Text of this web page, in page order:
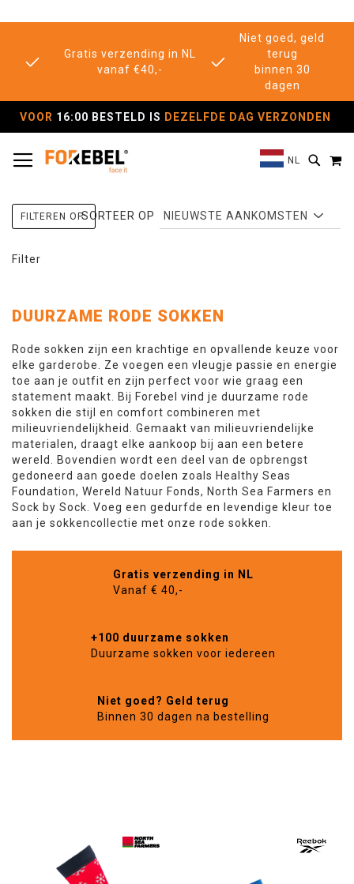
Gratis verzending in NL
vanaf €40,-
Niet goed, geld
terug
binnen 30
dagen
VOOR 16:00 BESTELD IS DEZELFDE DAG VERZONDEN
NL
DUURZAME RODE SOKKEN
Rode sokken zijn een krachtige en opvallende keuze voor
elke garderobe. Ze voegen een vleugje passie en energie
toe aan je outfit en zijn perfect voor wie graag een
statement maakt. Bij Forebel vind je duurzame rode
sokken die stijl en comfort combineren met
milieuvriendelijkheid. Gemaakt van milieuvriendelijke
materialen, draagt elke aankoop bij aan een betere
wereld. Bovendien wordt een deel van de opbrengst
gedoneerd aan goede doelen zoals Healthy Seas
Foundation, Wereld Natuur Fonds, North Sea Farmers en
Sock by Sock. Voeg een gedurfde en levendige kleur toe
aan je sokkencollectie met onze rode sokken.
Gratis verzending in NL
Vanaf € 40,-
+100 duurzame sokken
Duurzame sokken voor iedereen
Niet goed? Geld terug
Binnen 30 dagen na bestelling
SORTEER OP
Filter
FILTEREN OP: